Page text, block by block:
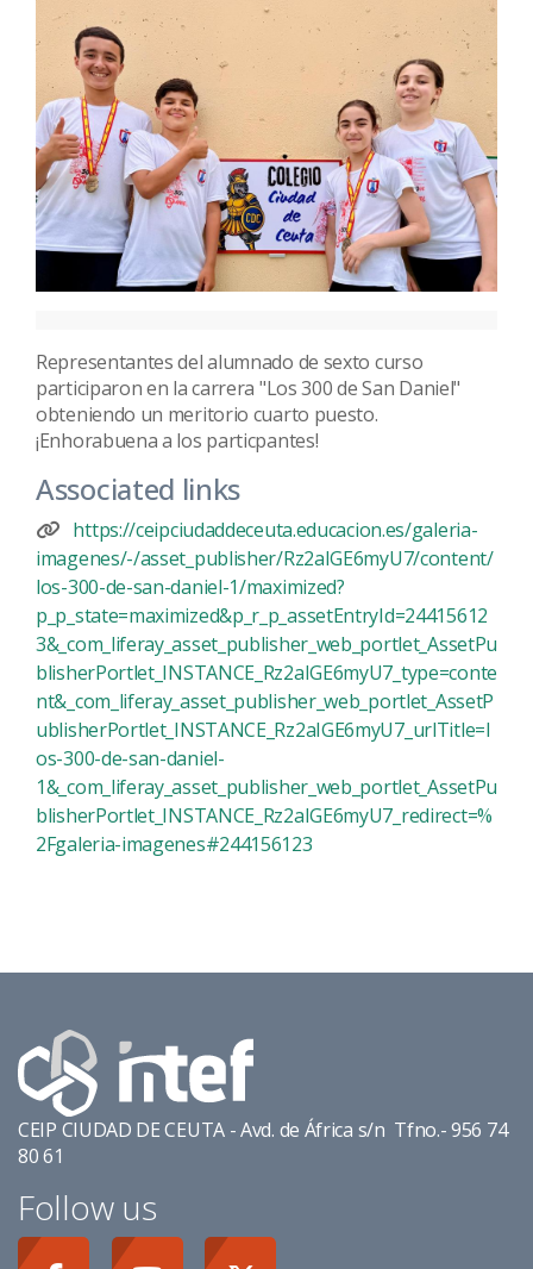
Representantes del alumnado de sexto curso
participaron en la carrera "Los 300 de San Daniel"
obteniendo un meritorio cuarto puesto.
¡Enhorabuena a los particpantes!
Associated links
https://ceipciudaddeceuta.educacion.es/galeria-
imagenes/-/asset_publisher/Rz2aIGE6myU7/content/
los-300-de-san-daniel-1/maximized?
p_p_state=maximized&p_r_p_assetEntryId=24415612
3&_com_liferay_asset_publisher_web_portlet_AssetPu
blisherPortlet_INSTANCE_Rz2aIGE6myU7_type=conte
nt&_com_liferay_asset_publisher_web_portlet_AssetP
ublisherPortlet_INSTANCE_Rz2aIGE6myU7_urlTitle=l
os-300-de-san-daniel-
1&_com_liferay_asset_publisher_web_portlet_AssetPu
blisherPortlet_INSTANCE_Rz2aIGE6myU7_redirect=%
2Fgaleria-imagenes#244156123
CEIP CIUDAD DE CEUTA - Avd. de África s/n Tfno.- 956 74
80 61
Follow us